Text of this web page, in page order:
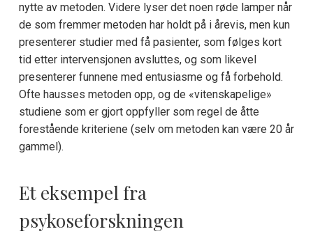
nytte av metoden. Videre lyser det noen røde lamper når
de som fremmer metoden har holdt på i årevis, men kun
presenterer studier med få pasienter, som følges kort
tid etter intervensjonen avsluttes, og som likevel
presenterer funnene med entusiasme og få forbehold.
Ofte hausses metoden opp, og de «vitenskapelige»
studiene som er gjort oppfyller som regel de åtte
forestående kriteriene (selv om metoden kan være 20 år
gammel).
Et eksempel fra
psykoseforskningen